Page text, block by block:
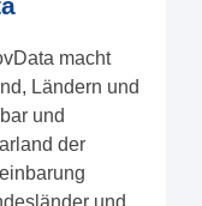
macht
Ländern und
und
der
und